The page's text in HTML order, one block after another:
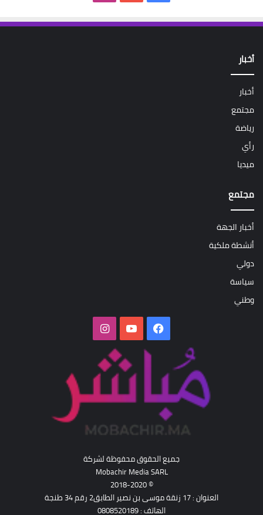
أخبار
أخبار
مجتمع
رياضة
رأي
ميديا
مجتمع
أخبار الجهة
أنشطة ملكية
دولي
سياسة
وطني
فيسبوك‫YouTubeانستقرام
جميع الحقوق محفوظة لشركة
Mobachir Media SARL
© 2018-2020
العنوان : 17 زنقة موسى بن نصير الطابق2 رقم 34 طنجة
الهاتف : 0808520189